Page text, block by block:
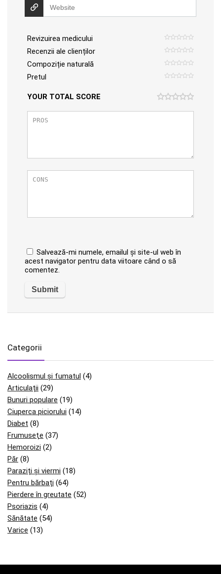
Revizuirea medicului
Recenzii ale clienților
Compoziție naturală
Pretul
YOUR TOTAL SCORE
Salvează-mi numele, emailul și site-ul web în
acest navigator pentru data viitoare când o să
comentez.
Categorii
Alcoolismul și fumatul (4)
Articulații (29)
Bunuri populare (19)
Ciuperca piciorului (14)
Diabet (8)
Frumuseţe (37)
Hemoroizi (2)
Păr (8)
Paraziți și viermi (18)
Pentru bărbați (64)
Pierdere în greutate (52)
Psoriazis (4)
Sănătate (54)
Varice (13)